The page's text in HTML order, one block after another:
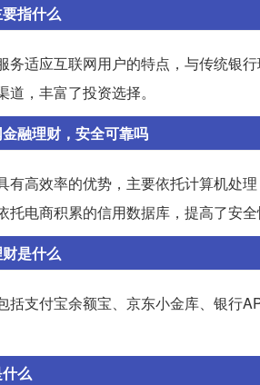
指什么
务适应互联网用户的特点，与传统银
道，丰富了投资选择。
融理财，安全可靠吗
有高效率的优势，主要依托计算机处
托电商积累的信用数据库，提高了安全
是什么
括支付宝余额宝、京东小金库、银行
么